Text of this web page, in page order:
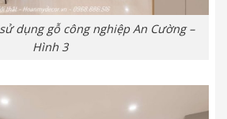
dụng gỗ công nghiệp An Cường –
Hình 3